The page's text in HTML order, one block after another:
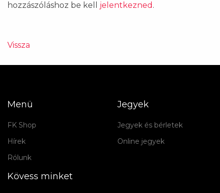
hozzászóláshoz be kell jelentkezned .
Vissza
Menü
FK Shop
Hírek
Rólunk
Jegyek
Jegyek és bérletek
Online jegyek
Kövess minket